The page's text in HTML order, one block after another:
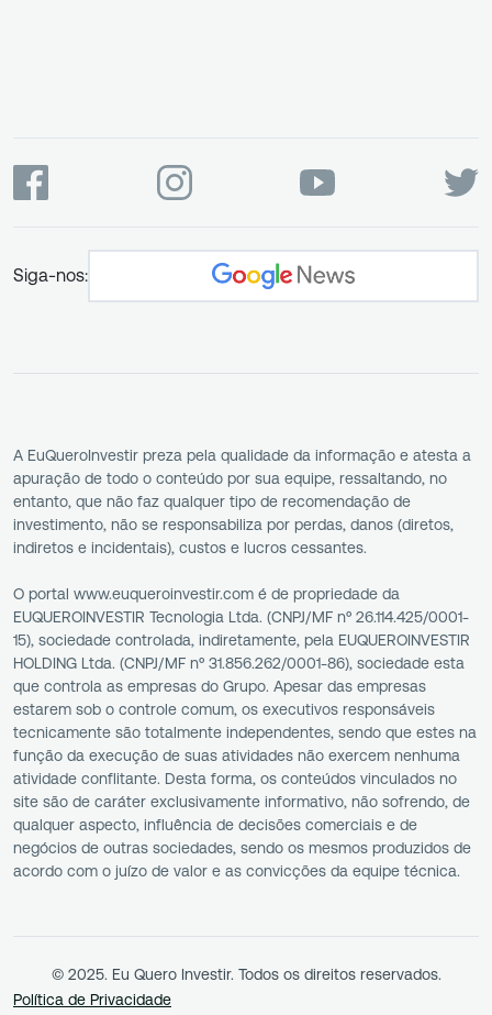
Siga-nos:
A EuQueroInvestir preza pela qualidade da informação e atesta a
apuração de todo o conteúdo por sua equipe, ressaltando, no
entanto, que não faz qualquer tipo de recomendação de
investimento, não se responsabiliza por perdas, danos (diretos,
indiretos e incidentais), custos e lucros cessantes.
O portal www.euqueroinvestir.com é de propriedade da
EUQUEROINVESTIR Tecnologia Ltda. (CNPJ/MF nº 26.114.425/0001-
15), sociedade controlada, indiretamente, pela EUQUEROINVESTIR
HOLDING Ltda. (CNPJ/MF nº 31.856.262/0001-86), sociedade esta
que controla as empresas do Grupo. Apesar das empresas
estarem sob o controle comum, os executivos responsáveis
tecnicamente são totalmente independentes, sendo que estes na
função da execução de suas atividades não exercem nenhuma
atividade conflitante. Desta forma, os conteúdos vinculados no
site são de caráter exclusivamente informativo, não sofrendo, de
qualquer aspecto, influência de decisões comerciais e de
negócios de outras sociedades, sendo os mesmos produzidos de
acordo com o juízo de valor e as convicções da equipe técnica.
© 2025. Eu Quero Investir. Todos os direitos reservados.
Política de Privacidade